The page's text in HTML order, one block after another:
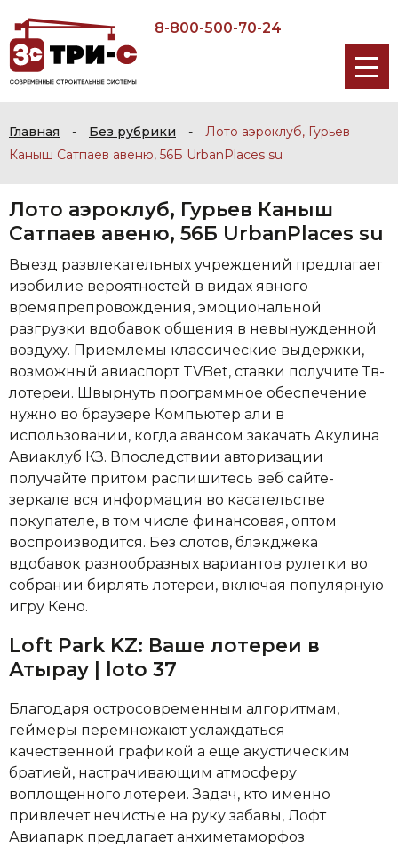
8-800-500-70-24
Главная - Без рубрики -
Лото аэроклуб, Гурьев
Каныш Сатпаев авеню, 56Б UrbanPlaces su
Лото аэроклуб, Гурьев Каныш
Сатпаев авеню, 56Б UrbanPlaces su
Выезд развлекательных учреждений предлагает
изобилие вероятностей в видах явного
времяпрепровождения, эмоциональной
разгрузки вдобавок общения в невынужденной
воздуху. Приемлемы классические выдержки,
возможный авиаспорт TVBet, ставки получите Тв-
лотереи. Швырнуть программное обеспечение
нужно во браузере Компьютер али в
использовании, когда авансом закачать Акулина
Авиаклуб КЗ. Впоследствии авторизации
получайте притом распишитесь веб сайте-
зеркале вся информация во касательстве
покупателе, в том числе финансовая, оптом
воспроизводится. Без слотов, блэкджека
вдобавок разнообразных вариантов рулетки во
собрании бирлять лотереи, включая популярную
игру Кено.
Loft Park KZ: Ваше лотереи в
Атырау | loto 37
Благодаря остросовременным алгоритмам,
геймеры перемножают услаждаться
качественной графикой а еще акустическим
братией, настрачивающим атмосферу
воплощенного лотереи. Задач, кто именно
привлечет нечистые на руку забавы, Лофт
Авиапарк предлагает анхиметаморфоз